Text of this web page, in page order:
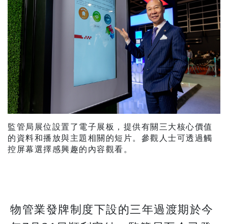
監管局展位設置了電子展板，提供有關三大核心價值
的資料和播放與主題相關的短片。參觀人士可透過觸
控屏幕選擇感興趣的內容觀看。
物管業發牌制度下設的三年過渡期於今